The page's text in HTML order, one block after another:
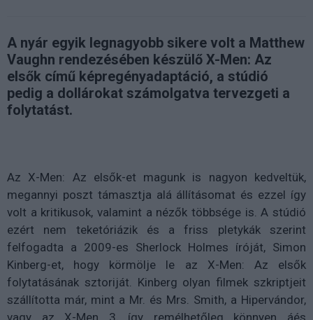
A nyár egyik legnagyobb sikere volt a Matthew
Vaughn rendezésében készülő X-Men: Az
elsők című képregényadaptáció, a stúdió
pedig a dollárokat számolgatva tervezgeti a
folytatást.
Az X-Men: Az elsők-et magunk is nagyon kedveltük,
megannyi poszt támasztja alá állításomat és ezzel így
volt a kritikusok, valamint a nézők többsége is. A stúdió
ezért nem teketóriázik és a friss pletykák szerint
felfogadta a 2009-es Sherlock Holmes íróját, Simon
Kinberg-et, hogy körmölje le az X-Men: Az elsők
folytatásának sztoriját. Kinberg olyan filmek szkriptjeit
szállította már, mint a Mr. és Mrs. Smith, a Hipervándor,